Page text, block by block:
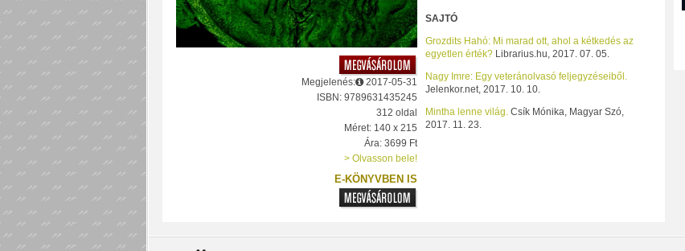
Megjelenés:
2017-05-31
ISBN: 9789631435245
312 oldal
Méret: 140 x 215
Ára: 3699 Ft
> Olvasson bele!
E-KÖNYVBEN IS
SAJTÓ
Grozdits Hahó: Mi marad ott, ahol a kétkedés az
egyetlen érték?Librarius.hu, 2017. 07. 05.
Nagy Imre: Egy veteránolvasó feljegyzéseiből.
Jelenkor.net, 2017. 10. 10.
Mintha lenne világ.Csík Mónika, Magyar Szó,
2017. 11. 23.